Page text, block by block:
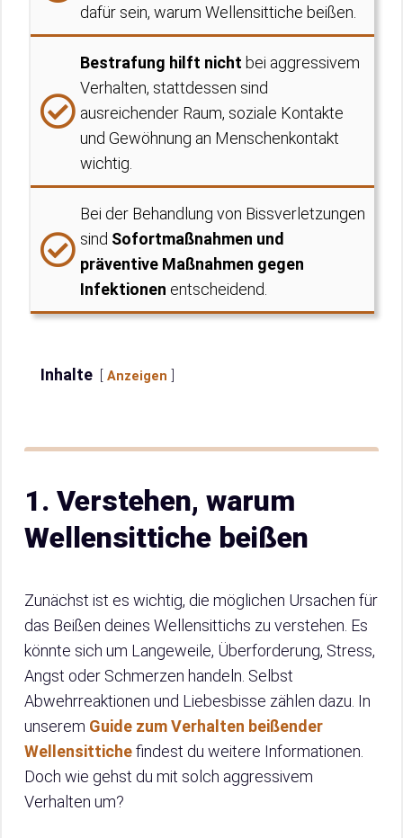
dafür sein, warum Wellensittiche beißen.
Bestrafung hilft nicht bei aggressivem
Verhalten, stattdessen sind
ausreichender Raum, soziale Kontakte
und Gewöhnung an Menschenkontakt
wichtig.
Bei der Behandlung von Bissverletzungen
sind Sofortmaßnahmen und
präventive Maßnahmen gegen
Infektionen entscheidend.
Inhalte Anzeigen
1. Verstehen, warum
Wellensittiche beißen
Zunächst ist es wichtig, die möglichen Ursachen für
das Beißen deines Wellensittichs zu verstehen. Es
könnte sich um Langeweile, Überforderung, Stress,
Angst oder Schmerzen handeln. Selbst
Abwehrreaktionen und Liebesbisse zählen dazu. In
unserem Guide zum Verhalten beißender
Wellensittichefindest du weitere Informationen.
Doch wie gehst du mit solch aggressivem
Verhalten um?